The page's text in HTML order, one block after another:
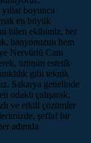
boyunca
en büyük
bilen ekibimiz, her
banyonuzun hem
Nervürlü Cam
ürünün estetik
gibi teknik
Sakarya genelinde
odaklı çalışarak,
ve etkili çözümler
şeffaf bir
adımda